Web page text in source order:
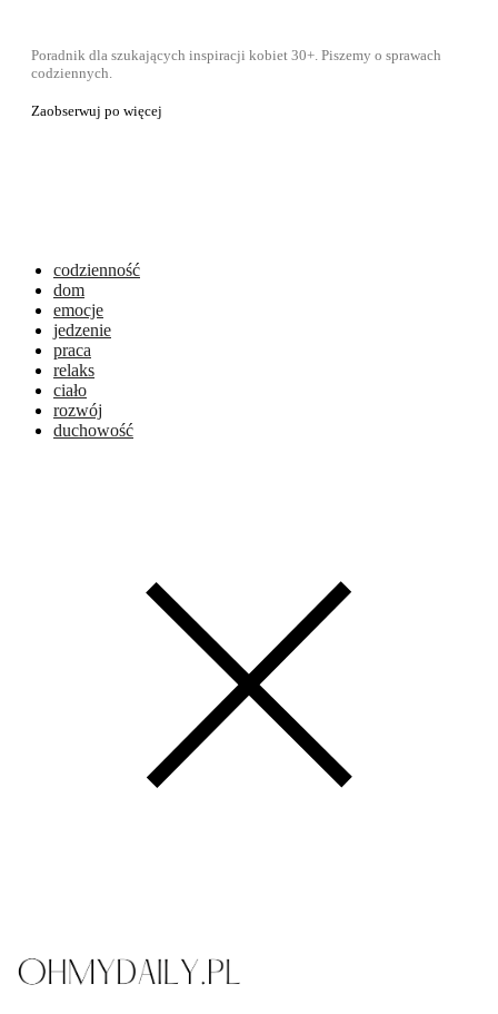
Poradnik dla szukających inspiracji kobiet 30+. Piszemy o sprawach
codziennych.
Zaobserwuj po więcej
codzienność
dom
emocje
jedzenie
praca
relaks
ciało
rozwój
duchowość